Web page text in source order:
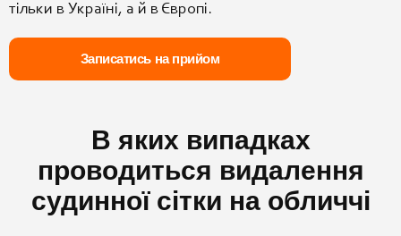
тільки в Україні, а й в Європі.
Записатись на прийом
В яких випадках
проводиться видалення
судинної сітки на обличчі